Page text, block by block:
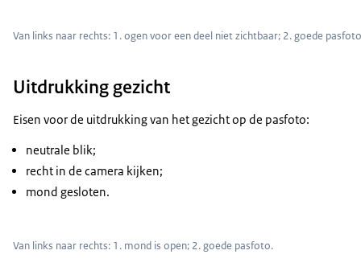
Van links naar rechts: 1. ogen voor een deel niet zichtbaar; 2. goede
Uitdrukking gezicht
Eisen voor de uitdrukking van het gezicht op de pasfoto:
neutrale blik;
recht in de camera kijken;
mond gesloten.
Van links naar rechts: 1. mond is open; 2. goede pasfoto.